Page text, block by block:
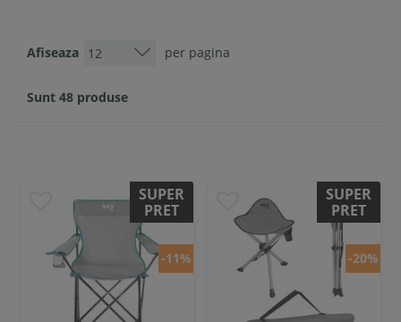
Afiseaza per pagina
Sunt 48 produse
SUPER
PRET
-11%
SUPER
PRET
-20%